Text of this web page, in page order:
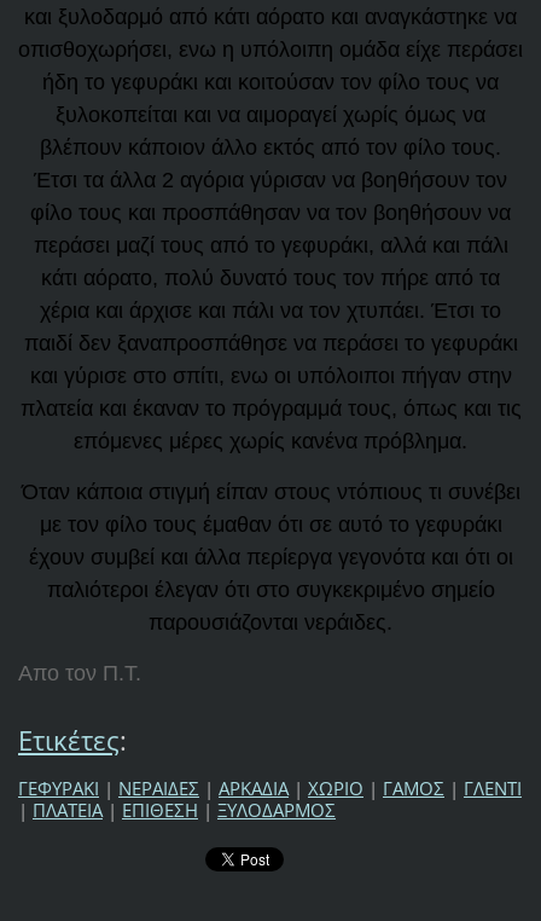
και ξυλοδαρμό από κάτι αόρατο και αναγκάστηκε να
οπισθοχωρήσει, ενω η υπόλοιπη ομάδα είχε περάσει
ήδη το γεφυράκι και κοιτούσαν τον φίλο τους να
ξυλοκοπείται και να αιμοραγεί χωρίς όμως να
βλέπουν κάποιον άλλο εκτός από τον φίλο τους.
Έτσι τα άλλα 2 αγόρια γύρισαν να βοηθήσουν τον
φίλο τους και προσπάθησαν να τον βοηθήσουν να
περάσει μαζί τους από το γεφυράκι, αλλά και πάλι
κάτι αόρατο, πολύ δυνατό τους τον πήρε από τα
χέρια και άρχισε και πάλι να τον χτυπάει. Έτσι το
παιδί δεν ξαναπροσπάθησε να περάσει το γεφυράκι
και γύρισε στο σπίτι, ενω οι υπόλοιποι πήγαν στην
πλατεία και έκαναν το πρόγραμμά τους, όπως και τις
επόμενες μέρες χωρίς κανένα πρόβλημα.
Όταν κάποια στιγμή είπαν στους ντόπιους τι συνέβει
με τον φίλο τους έμαθαν ότι σε αυτό το γεφυράκι
έχουν συμβεί και άλλα περίεργα γεγονότα και ότι οι
παλιότεροι έλεγαν ότι στο συγκεκριμένο σημείο
παρουσιάζονται νεράιδες.
Απο τον Π.Τ.
Ετικέτες:
ΓΕΦΥΡΑΚΙ | ΝΕΡΑΙΔΕΣ | ΑΡΚΑΔΙΑ | ΧΩΡΙΟ | ΓΑΜΟΣ | ΓΛΕΝΤΙ
| ΠΛΑΤΕΙΑ | ΕΠΙΘΕΣΗ | ΞΥΛΟΔΑΡΜΟΣ